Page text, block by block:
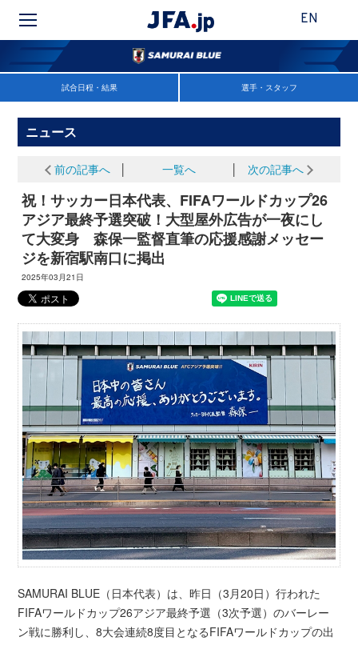
EN
試合日程・結果 選手・スタッフ
ニュース
前の記事へ 一覧へ 次の記事へ
祝！サッカー日本代表、FIFAワールドカップ26
アジア最終予選突破！大型屋外広告が一夜にし
て大変身 森保一監督直筆の応援感謝メッセー
ジを新宿駅南口に掲出
2025年03月21日
SAMURAI BLUE（日本代表）は、昨日（3月20日）行われた
FIFAワールドカップ26アジア最終予選（3次予選）のバーレー
ン戦に勝利し、8大会連続8度目となるFIFAワールドカップの出